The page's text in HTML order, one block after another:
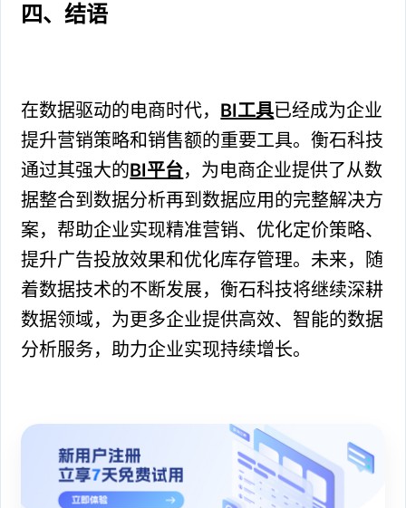
四、结语
在数据驱动的电商时代， BI工具已经成为企业
提升营销策略和销售额的重要工具。衡石科技
通过其强大的BI平台，为电商企业提供了从数
据整合到数据分析再到数据应用的完整解决方
案，帮助企业实现精准营销、优化定价策略、
提升广告投放效果和优化库存管理。未来，随
着数据技术的不断发展，衡石科技将继续深耕
数据领域，为更多企业提供高效、智能的数据
分析服务，助力企业实现持续增长。